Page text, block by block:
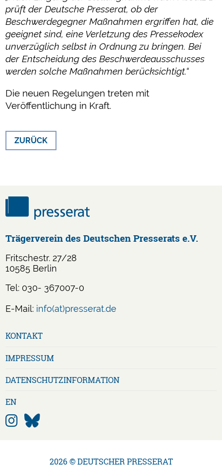
prüft der Deutsche Presserat, ob der
Beschwerdegegner Maßnahmen ergriffen hat, die
geeignet sind, eine Verletzung des Pressekodex
unverzüglich selbst in Ordnung zu bringen. Bei
der Entscheidung des Beschwerdeausschusses
werden solche Maßnahmen berücksichtigt.“
Die neuen Regelungen treten mit
Veröffentlichung in Kraft.
ZURÜCK
Trägerverein des Deutschen Presserats e.V.
Fritschestr. 27/28
10585 Berlin
Tel: 030- 367007-0
E-Mail: info(at)presserat.de
überspringen
KONTAKT
IMPRESSUM
DATENSCHUTZ­INFORMATION
EN
2026 © DEUTSCHER PRESSERAT